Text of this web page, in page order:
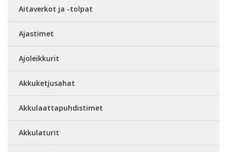
Aitaverkot ja -tolpat
Ajastimet
Ajoleikkurit
Akkuketjusahat
Akkulaattapuhdistimet
Akkulaturit